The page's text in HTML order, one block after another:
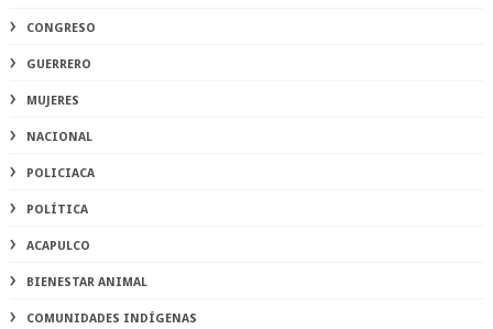
CONGRESO
GUERRERO
MUJERES
NACIONAL
POLICIACA
POLÍTICA
ACAPULCO
BIENESTAR ANIMAL
COMUNIDADES INDÍGENAS